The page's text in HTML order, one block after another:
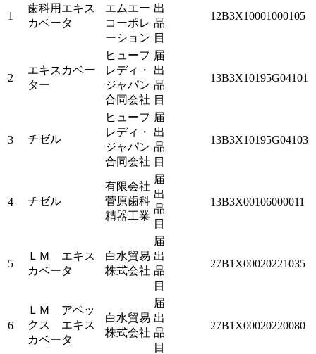
1
歯科用エキス
カベータ
エムエー
コーポレ
ーション
出
品
目
12B3X10001000105
2
エキスカベー
ター
ヒューフ
レディ・
ジャパン
合同会社
届
出
品
目
13B3X10195G04101
3 チゼル
ヒューフ
レディ・
ジャパン
合同会社
届
出
品
目
13B3X10195G04103
4 チゼル
有限会社
菅原歯科
精器工業
届
出
品
目
13B3X00106000011
5
ＬＭ エキス
カベータ
白水貿易
株式会社
届
出
品
目
27B1X00020221035
6
ＬＭ アペッ
クス エキス
カベータ
白水貿易
株式会社
届
出
品
目
27B1X00020220080